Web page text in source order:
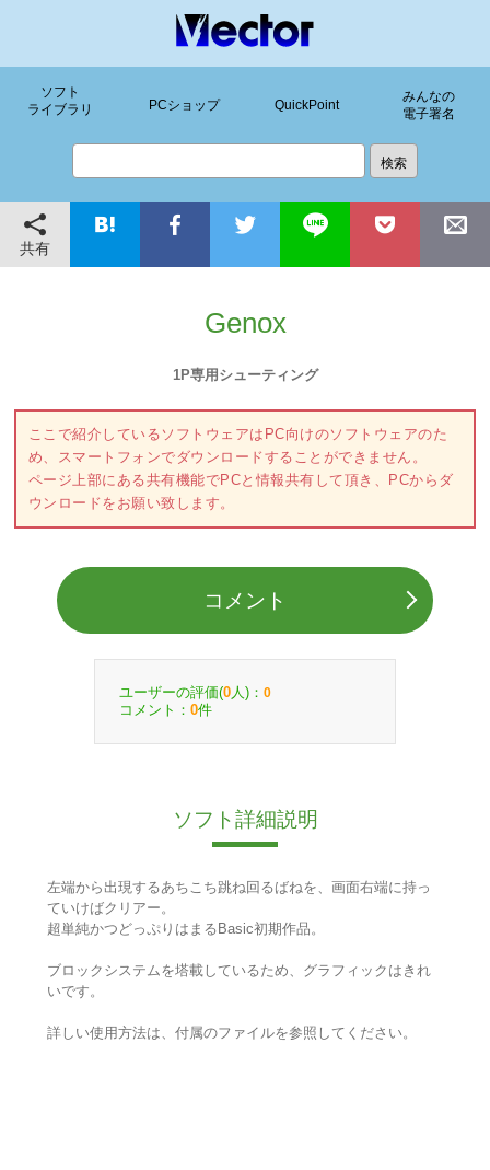
ソフト
ライブラリ
PCショップ QuickPoint
みんなの
電子署名
共有
Genox
1P専用シューティング
ここで紹介しているソフトウェアはPC向けのソフトウェアのた
め、スマートフォンでダウンロードすることができません。
ページ上部にある共有機能でPCと情報共有して頂き、PCからダ
ウンロードをお願い致します。
コメント
ユーザーの評価(0 人)： 0
コメント： 0件
ソフト詳細説明
左端から出現するあちこち跳ね回るばねを、画面右端に持っ
ていけばクリアー。
超単純かつどっぷりはまるBasic初期作品。
ブロックシステムを塔載しているため、グラフィックはきれ
いです。
詳しい使用方法は、付属のファイルを参照してください。